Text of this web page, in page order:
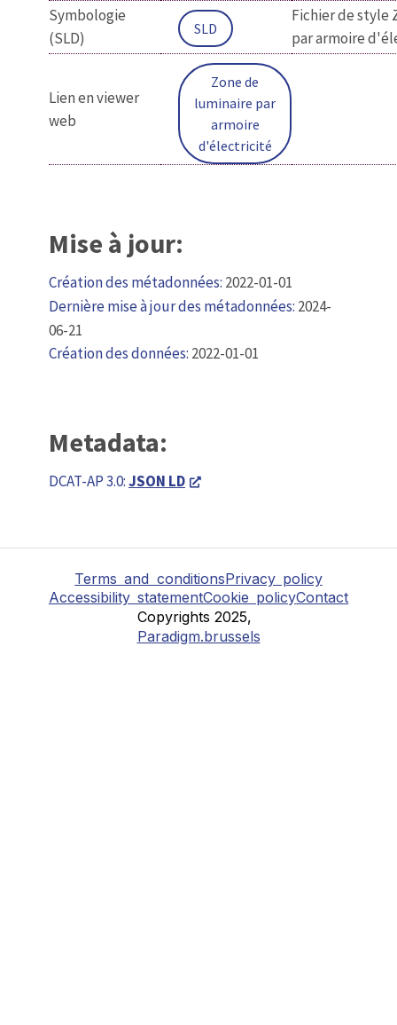
Symbologie
(SLD)
SLD
Fichier de style
par armoire
Lien en viewer
web
Zone de
luminaire par
armoire
d'électricité
Mise à jour:
Création des métadonnées: 2022-01-01
Dernière mise à jour des métadonnées: 2024-
06-21
Création des données: 2022-01-01
Metadata:
DCAT-AP 3.0:JSON LD
Terms and conditionsPrivacy policy
Accessibility statementCookie policyContact
Copyrights 2025,
Paradigm.brussels